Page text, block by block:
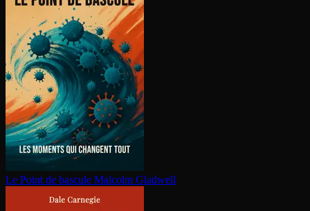
Le Point de bascule Malcolm Gladwell